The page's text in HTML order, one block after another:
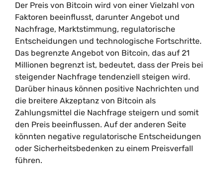
Der Preis von Bitcoin wird von einer Vielzahl von
Faktoren beeinflusst, darunter Angebot und
Nachfrage, Marktstimmung, regulatorische
Entscheidungen und technologische Fortschritte.
Das begrenzte Angebot von Bitcoin, das auf 21
Millionen begrenzt ist, bedeutet, dass der Preis bei
steigender Nachfrage tendenziell steigen wird.
Darüber hinaus können positive Nachrichten und
die breitere Akzeptanz von Bitcoin als
Zahlungsmittel die Nachfrage steigern und somit
den Preis beeinflussen. Auf der anderen Seite
könnten negative regulatorische Entscheidungen
oder Sicherheitsbedenken zu einem Preisverfall
führen.